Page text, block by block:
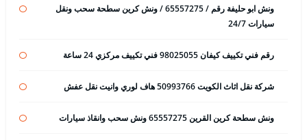
ونش ابو حليفة رقم / 65557275 / ونش كرين سطحة سحب ونقل
سيارات 24/7
رقم فني تكييف كيفان 98025055 فني تكييف مركزي 24 ساعة
شركة نقل اثاث الكويت 50993766 هاف لوري وانيت نقل عفش
ونش سطحة كرين القرين 65557275 ونش سحب وانقاذ سيارات